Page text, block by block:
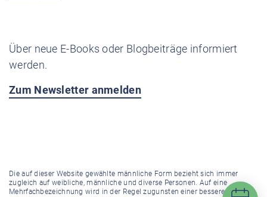
Über neue E-Books oder Blogbeiträge informiert
werden.
Zum Newsletter anmelden
Die auf dieser Website gewählte männliche Form bezieht sich immer
zugleich auf weibliche, männliche und diverse Personen. Auf eine
Mehrfachbezeichnung wird in der Regel zugunsten einer besseren